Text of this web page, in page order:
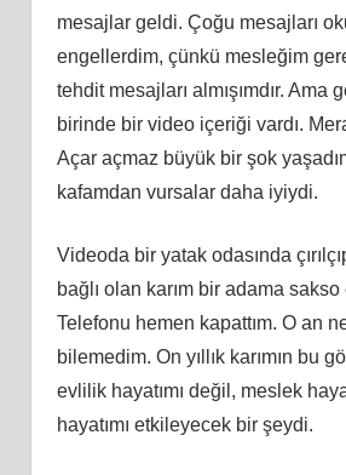
mesajlar geldi. Çoğu mesajları
engellerdim, çünkü mesleğim
tehdit mesajları almışımdır. Ama
birinde bir video içeriği vardı.
Açar açmaz büyük bir şok
kafamdan vursalar daha iyiydi.
Videoda bir yatak odasında
bağlı olan karım bir adama
Telefonu hemen kapattım. O an
bilemedim. On yıllık karımın bu
evlilik hayatımı değil, meslek
hayatımı etkileyecek bir şeydi.